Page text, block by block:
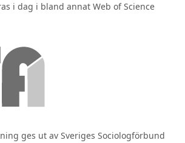
i dag i bland annat Web of Science
ges ut av Sveriges Sociologförbund